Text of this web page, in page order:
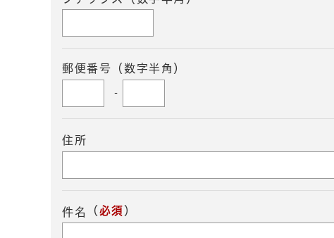
郵便番号（数字半角）
-
住所
件名 （ 必須 ）